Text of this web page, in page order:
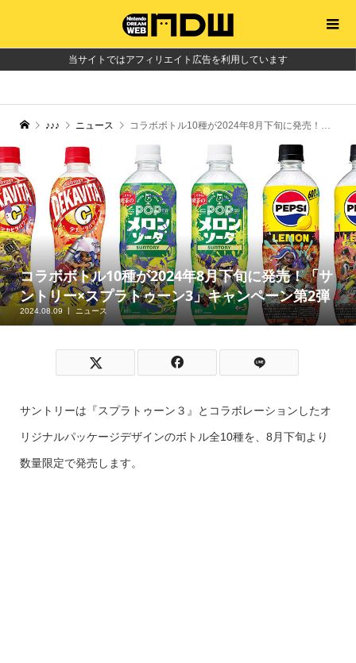
当サイトではアフィリエイト広告を利用しています
♪♪♪ ニュース コラボボトル10種が2024年8月下旬に発売！「サントリー×スプラトゥーン3」キャンペーン第2弾
コラボボトル10種が2024年8月下旬に発売！「サ
ントリー×スプラトゥーン3」キャンペーン第2弾
2024.08.09 ニュース
サントリーは『スプラトゥーン３』とコラボレーションしたオ
リジナルパッケージデザインのボトル全10種を、8月下旬より
数量限定で発売します。